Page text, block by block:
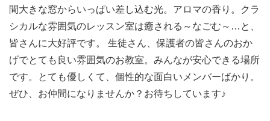
間大きな窓からいっぱい差し込む光。アロマの香り。クラ
シカルな雰囲気のレッスン室は癒される～なごむ～…と、
皆さんに大好評です。 生徒さん、保護者の皆さんのおか
げでとても良い雰囲気のお教室。みんなが安心できる場所
です。とても優しくて、個性的な面白いメンバーばかり。
ぜひ、お仲間になりませんか？お待ちしています♪